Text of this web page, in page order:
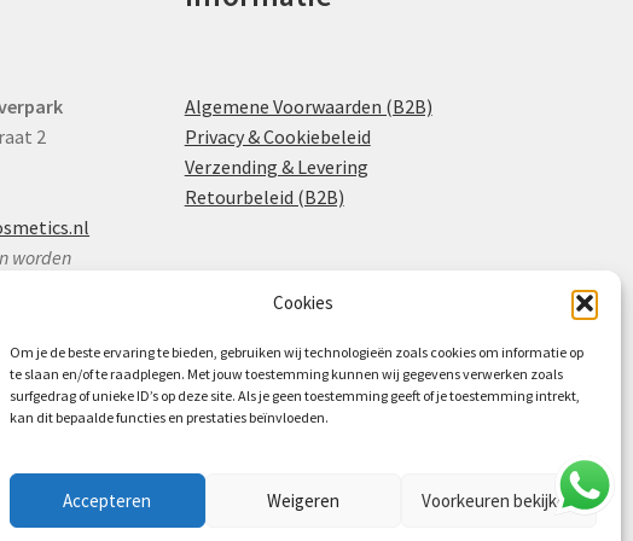
Cookies
Om je de beste ervaring te bieden, gebruiken wij technologieën zoals cookies om informatie op
te slaan en/of te raadplegen. Met jouw toestemming kunnen wij gegevens verwerken zoals
surfgedrag of unieke ID’s op deze site. Als je geen toestemming geeft of je toestemming intrekt,
kan dit bepaalde functies en prestaties beïnvloeden.
Accepteren Weigeren Voorkeuren bekijken
2
worden
Algemene Voorwaarden (B2B)
Privacy & Cookiebeleid
Verzending & Levering
Retourbeleid (B2B)